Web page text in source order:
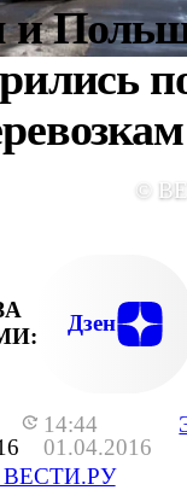
14:44
01.04.2016
и
©
Дзен